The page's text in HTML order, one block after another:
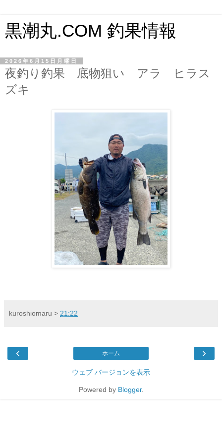
黒潮丸.COM 釣果情報
2026年6月15日月曜日
夜釣り釣果 底物狙い アラ ヒラス
ズキ
kuroshiomaru > 21:22
‹ ›
ホーム
ウェブ バージョンを表示
Powered by Blogger.